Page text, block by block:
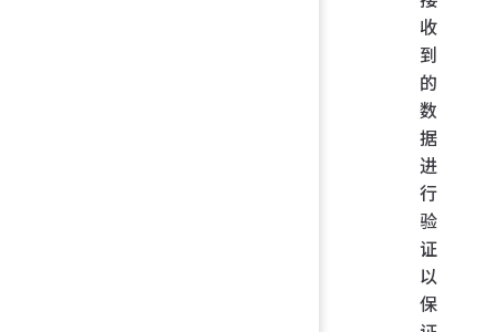
收
到
的
数
据
进
行
验
证
以
保